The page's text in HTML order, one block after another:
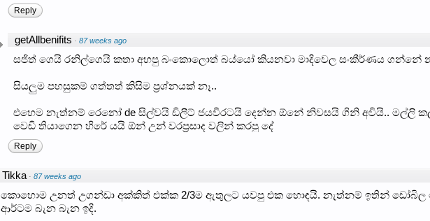
Reply
getAllbenifits · 87 weeks ago
සජිත් ගෙයි රනිල්ගෙයි කතා අහපු බංකොලොත් බය්යෝ කියනවා මාදිවෙල සංකීර්ණය ගන්නේ
සියලුම පහසුකම් ගත්තත් කිසිම ප්‍රශ්නයක් නෑ..
එහෙම නැත්නම් රෙනෝ de සිල්වයි ඩිලීට් ජයවීරටයි දෙන්න ඕනේ නිවසයි ගිනි අවියි.. මල්ලි
වෙඩි තියාගෙන හිරේ යයි ඕන් උන් වරප්‍රසාද වලින් කරපු දේ
Reply
Tikka · 87 weeks ago
කොහොම උනත් උගන්ඩා අක්කිත් එක්ක 2/3ම ඇතුලට යවපු එක හොඳයි. නැත්නම් ඉතින් ඩෝබිල
ආර්ටම බැන බැන ඉදි.